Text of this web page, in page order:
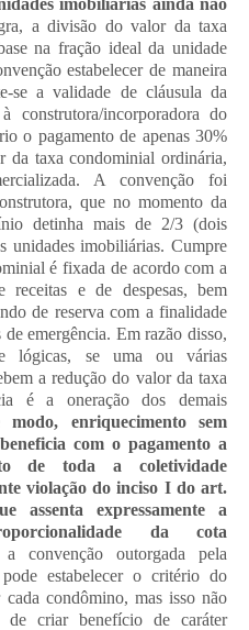
a divisão do valor da taxa
na fração ideal da unidade
estabelecer de maneira
se a validade de cláusula da
construtora/incorporadora do
o pagamento de apenas 30%
da taxa condominial ordinária,
A convenção foi
que no momento da
detinha mais de 2/3 (dois
unidades imobiliárias. Cumpre
é fixada de acordo com a
receitas e de despesas, bem
de reserva com a finalidade
emergência. Em razão disso,
lógicas, se uma ou várias
a redução do valor da taxa
é a oneração dos demais
modo, enriquecimento sem
com o pagamento a
de toda a coletividade
violação do inciso I do art.
assenta expressamente a
da cota
convenção outorgada pela
pode estabelecer o critério do
condômino, mas isso não
de criar benefício de caráter